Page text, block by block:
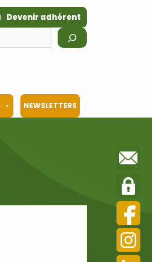
Devenir adhérent
NEWSLETTERS